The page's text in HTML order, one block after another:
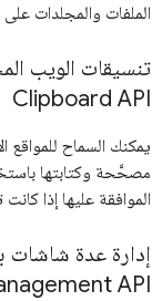
الملفات والمجلدات
Clipboard API
يمكنك السماح للمواقع
مصحَّحة وكتابتها
الموافقة عليها إذا
API